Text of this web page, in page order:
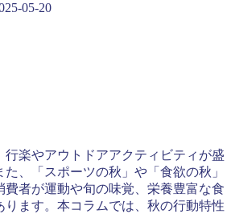
05-20
行楽やアウトドアアクティビティが盛
、「スポーツの秋」や「食欲の秋」
費者が運動や旬の味覚、栄養豊富な食
ります。本コラムでは、秋の行動特性